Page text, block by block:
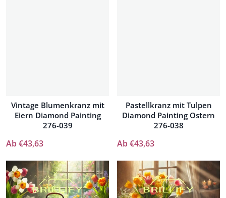
Vintage Blumenkranz mit
Eiern Diamond Painting
276-039
Ab €43,63
Pastellkranz mit Tulpen
Diamond Painting Ostern
276-038
Ab €43,63